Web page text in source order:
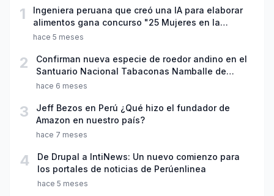
1
Ingeniera peruana que creó una IA para elaborar
alimentos gana concurso "25 Mujeres en la
Ciencia"
hace 5 meses
2
Confirman nueva especie de roedor andino en el
Santuario Nacional Tabaconas Namballe de
Cajamarca
hace 6 meses
3
Jeff Bezos en Perú ¿Qué hizo el fundador de
Amazon en nuestro país?
hace 7 meses
4
De Drupal a IntiNews: Un nuevo comienzo para
los portales de noticias de Perúenlinea
hace 5 meses